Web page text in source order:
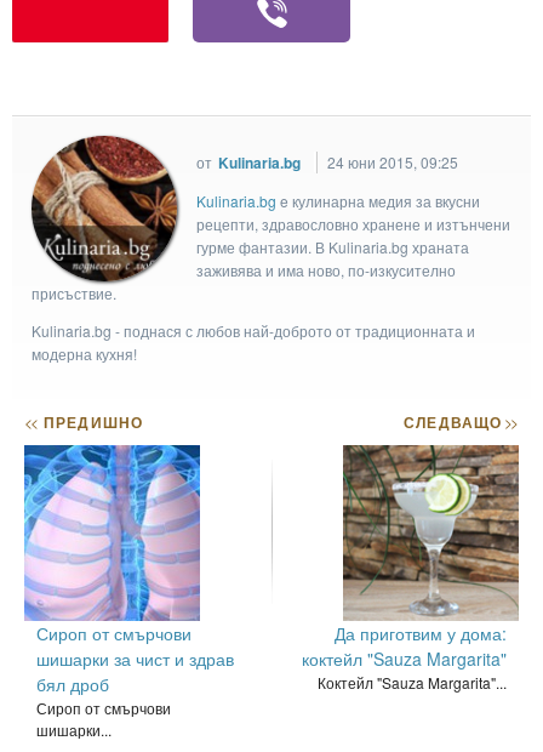
от Kulinaria.bg
24 юни 2015, 09:25
Kulinaria.bg e кулинарна медия за вкусни
рецепти, здравословно хранене и изтънчени
гурме фантазии. В Kulinaria.bg храната
заживява и има ново, по-изкусително
присъствие.
Kulinaria.bg - поднася с любов най-доброто от традиционната и
модерна кухня!
<< ПРЕДИШНО
Сироп от смърчови
шишарки за чист и здрав
бял дроб
Сироп от смърчови
шишарки...
СЛЕДВАЩО>>
Да приготвим у дома:
коктейл "Sauza Margarita"
Коктейл "Sauza Margarita"...